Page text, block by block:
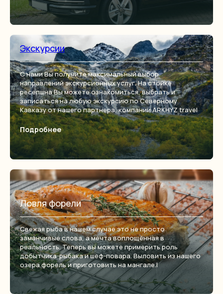
Экскурсии
С нами Вы получите максимальный выбор
направлений экскурсионных услуг. На стойке
ресепшна Вы можете ознакомиться, выбрать и
записаться на любую экскурсию по Северному
Кавказу от нашего партнера, компании ARKHYZ travel
Подробнее
Ловля форели
Свежая рыба в нашем случае это не просто
заманчивые слова, а мечта воплощённая в
реальность. Теперь вы можете примерить роль
добытчика-рыбака и шеф-повара. Выловить из нашего
озера форель и приготовить на мангале.l